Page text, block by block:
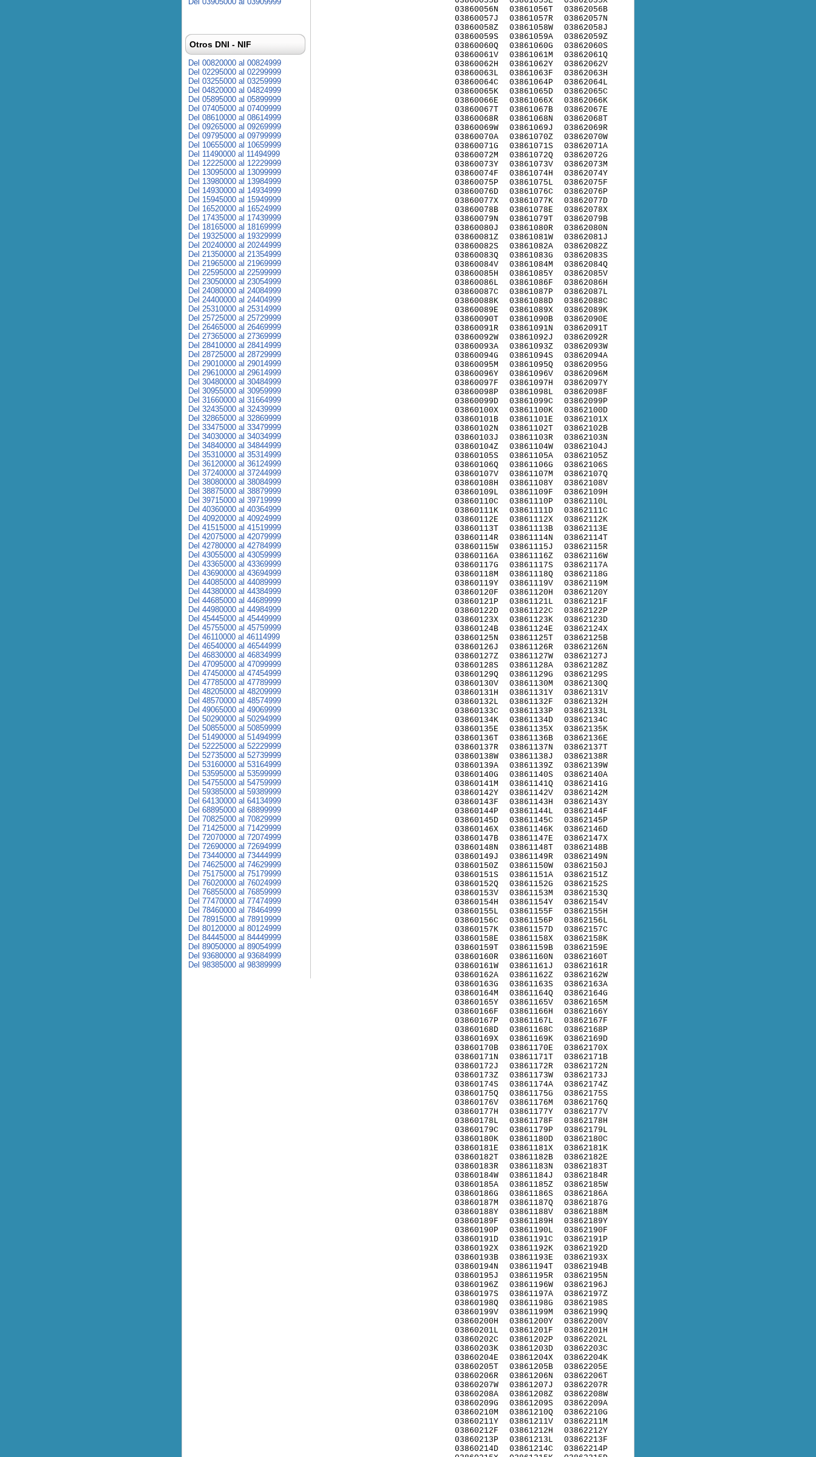
03860056N
03860057J
03860058Z
03860059S
03860060Q
03860061V
03860062H
03860063L
03860064C
03860065K
03860066E
03860067T
03860068R
03860069W
03860070A
03860071G
03860072M
03860073Y
03860074F
03860075P
03860076D
03860077X
03860078B
03860079N
03860080J
03860081Z
03860082S
03860083Q
03860084V
03860085H
03860086L
03860087C
03860088K
03860089E
03860090T
03860091R
03860092W
03860093A
03860094G
03860095M
03860096Y
03860097F
03860098P
03860099D
03860100X
03860101B
03860102N
03860103J
03860104Z
03860105S
03860106Q
03860107V
03860108H
03860109L
03860110C
03860111K
03860112E
03860113T
03860114R
03860115W
03860116A
03860117G
03860118M
03860119Y
03860120F
03860121P
03860122D
03860123X
03860124B
03860125N
03860126J
03860127Z
03860128S
03860129Q
03860130V
03860131H
03860132L
03860133C
03860134K
03860135E
03860136T
03860137R
03860138W
03860139A
03860140G
03860141M
03860142Y
03860143F
03860144P
03860145D
03860146X
03860147B
03860148N
03860149J
03860150Z
03860151S
03860152Q
03860153V
03860154H
03860155L
03860156C
03860157K
03860158E
03860159T
03860160R
03860161W
03860162A
03860163G
03860164M
03860165Y
03860166F
03860167P
03860168D
03860169X
03860170B
03860171N
03860172J
03860173Z
03860174S
03860175Q
03860176V
03860177H
03860178L
03860179C
03860180K
03860181E
03860182T
03860183R
03860184W
03860185A
03860186G
03860187M
03860188Y
03860189F
03860190P
03860191D
03860192X
03860193B
03860194N
03860195J
03860196Z
03860197S
03860198Q
03860199V
03860200H
03860201L
03860202C
03860203K
03860204E
03860205T
03860206R
03860207W
03860208A
03860209G
03860210M
03860211Y
03860212F
03860213P
03860214D
03861056T
03861057R
03861058W
03861059A
03861060G
03861061M
03861062Y
03861063F
03861064P
03861065D
03861066X
03861067B
03861068N
03861069J
03861070Z
03861071S
03861072Q
03861073V
03861074H
03861075L
03861076C
03861077K
03861078E
03861079T
03861080R
03861081W
03861082A
03861083G
03861084M
03861085Y
03861086F
03861087P
03861088D
03861089X
03861090B
03861091N
03861092J
03861093Z
03861094S
03861095Q
03861096V
03861097H
03861098L
03861099C
03861100K
03861101E
03861102T
03861103R
03861104W
03861105A
03861106G
03861107M
03861108Y
03861109F
03861110P
03861111D
03861112X
03861113B
03861114N
03861115J
03861116Z
03861117S
03861118Q
03861119V
03861120H
03861121L
03861122C
03861123K
03861124E
03861125T
03861126R
03861127W
03861128A
03861129G
03861130M
03861131Y
03861132F
03861133P
03861134D
03861135X
03861136B
03861137N
03861138J
03861139Z
03861140S
03861141Q
03861142V
03861143H
03861144L
03861145C
03861146K
03861147E
03861148T
03861149R
03861150W
03861151A
03861152G
03861153M
03861154Y
03861155F
03861156P
03861157D
03861158X
03861159B
03861160N
03861161J
03861162Z
03861163S
03861164Q
03861165V
03861166H
03861167L
03861168C
03861169K
03861170E
03861171T
03861172R
03861173W
03861174A
03861175G
03861176M
03861177Y
03861178F
03861179P
03861180D
03861181X
03861182B
03861183N
03861184J
03861185Z
03861186S
03861187Q
03861188V
03861189H
03861190L
03861191C
03861192K
03861193E
03861194T
03861195R
03861196W
03861197A
03861198G
03861199M
03861200Y
03861201F
03861202P
03861203D
03861204X
03861205B
03861206N
03861207J
03861208Z
03861209S
03861210Q
03861211V
03861212H
03861213L
03861214C
03862056B
03862057N
03862058J
03862059Z
03862060S
03862061Q
03862062V
03862063H
03862064L
03862065C
03862066K
03862067E
03862068T
03862069R
03862070W
03862071A
03862072G
03862073M
03862074Y
03862075F
03862076P
03862077D
03862078X
03862079B
03862080N
03862081J
03862082Z
03862083S
03862084Q
03862085V
03862086H
03862087L
03862088C
03862089K
03862090E
03862091T
03862092R
03862093W
03862094A
03862095G
03862096M
03862097Y
03862098F
03862099P
03862100D
03862101X
03862102B
03862103N
03862104J
03862105Z
03862106S
03862107Q
03862108V
03862109H
03862110L
03862111C
03862112K
03862113E
03862114T
03862115R
03862116W
03862117A
03862118G
03862119M
03862120Y
03862121F
03862122P
03862123D
03862124X
03862125B
03862126N
03862127J
03862128Z
03862129S
03862130Q
03862131V
03862132H
03862133L
03862134C
03862135K
03862136E
03862137T
03862138R
03862139W
03862140A
03862141G
03862142M
03862143Y
03862144F
03862145P
03862146D
03862147X
03862148B
03862149N
03862150J
03862151Z
03862152S
03862153Q
03862154V
03862155H
03862156L
03862157C
03862158K
03862159E
03862160T
03862161R
03862162W
03862163A
03862164G
03862165M
03862166Y
03862167F
03862168P
03862169D
03862170X
03862171B
03862172N
03862173J
03862174Z
03862175S
03862176Q
03862177V
03862178H
03862179L
03862180C
03862181K
03862182E
03862183T
03862184R
03862185W
03862186A
03862187G
03862188M
03862189Y
03862190F
03862191P
03862192D
03862193X
03862194B
03862195N
03862196J
03862197Z
03862198S
03862199Q
03862200V
03862201H
03862202L
03862203C
03862204K
03862205E
03862206T
03862207R
03862208W
03862209A
03862210G
03862211M
03862212Y
03862213F
03862214P
Otros DNI - NIF
Del 00820000 al 00824999
Del 02295000 al 02299999
Del 03255000 al 03259999
Del 04820000 al 04824999
Del 05895000 al 05899999
Del 07405000 al 07409999
Del 08610000 al 08614999
Del 09265000 al 09269999
Del 09795000 al 09799999
Del 10655000 al 10659999
Del 11490000 al 11494999
Del 12225000 al 12229999
Del 13095000 al 13099999
Del 13980000 al 13984999
Del 14930000 al 14934999
Del 15945000 al 15949999
Del 16520000 al 16524999
Del 17435000 al 17439999
Del 18165000 al 18169999
Del 19325000 al 19329999
Del 20240000 al 20244999
Del 21350000 al 21354999
Del 21965000 al 21969999
Del 22595000 al 22599999
Del 23050000 al 23054999
Del 24080000 al 24084999
Del 24400000 al 24404999
Del 25310000 al 25314999
Del 25725000 al 25729999
Del 26465000 al 26469999
Del 27365000 al 27369999
Del 28410000 al 28414999
Del 28725000 al 28729999
Del 29010000 al 29014999
Del 29610000 al 29614999
Del 30480000 al 30484999
Del 30955000 al 30959999
Del 31660000 al 31664999
Del 32435000 al 32439999
Del 32865000 al 32869999
Del 33475000 al 33479999
Del 34030000 al 34034999
Del 34840000 al 34844999
Del 35310000 al 35314999
Del 36120000 al 36124999
Del 37240000 al 37244999
Del 38080000 al 38084999
Del 38875000 al 38879999
Del 39715000 al 39719999
Del 40360000 al 40364999
Del 40920000 al 40924999
Del 41515000 al 41519999
Del 42075000 al 42079999
Del 42780000 al 42784999
Del 43055000 al 43059999
Del 43365000 al 43369999
Del 43690000 al 43694999
Del 44085000 al 44089999
Del 44380000 al 44384999
Del 44685000 al 44689999
Del 44980000 al 44984999
Del 45445000 al 45449999
Del 45755000 al 45759999
Del 46110000 al 46114999
Del 46540000 al 46544999
Del 46830000 al 46834999
Del 47095000 al 47099999
Del 47450000 al 47454999
Del 47785000 al 47789999
Del 48205000 al 48209999
Del 48570000 al 48574999
Del 49065000 al 49069999
Del 50290000 al 50294999
Del 50855000 al 50859999
Del 51490000 al 51494999
Del 52225000 al 52229999
Del 52735000 al 52739999
Del 53160000 al 53164999
Del 53595000 al 53599999
Del 54755000 al 54759999
Del 59385000 al 59389999
Del 64130000 al 64134999
Del 68895000 al 68899999
Del 70825000 al 70829999
Del 71425000 al 71429999
Del 72070000 al 72074999
Del 72690000 al 72694999
Del 73440000 al 73444999
Del 74625000 al 74629999
Del 75175000 al 75179999
Del 76020000 al 76024999
Del 76855000 al 76859999
Del 77470000 al 77474999
Del 78460000 al 78464999
Del 78915000 al 78919999
Del 80120000 al 80124999
Del 84445000 al 84449999
Del 89050000 al 89054999
Del 93680000 al 93684999
Del 98385000 al 98389999